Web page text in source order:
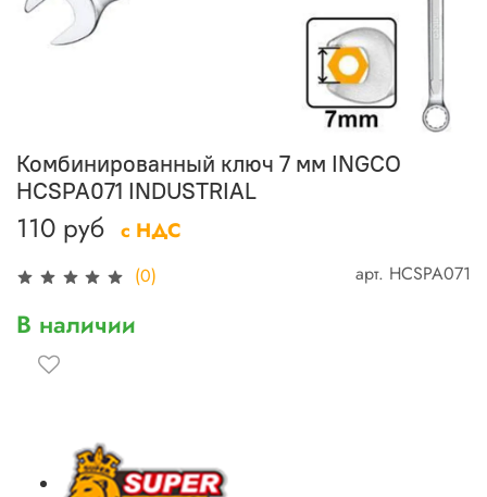
(0) арт. HCSPA071
Комбинированный ключ 7 мм INGCO
HCSPA071 INDUSTRIAL
110 руб с НДС
В наличии